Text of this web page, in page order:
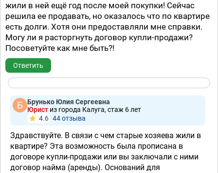
жили в ней ещё год после моей покупки! Сейчас
решила ее продавать, но оказалось что по квартире
есть долги. Хотя они предоставляли мне справки.
Могу ли я расторгнуть договор купли-продажи?
Посоветуйте как мне быть?!
Ответить
Брунько Юлия Сергеевна
Юрист из города Калуга, стаж 6 лет
4.6 44 отзывa
Здравствуйте. В связи с чем старые хозяева жили в
квартире? Эта возможность была прописана в
договоре купли-продажи или вы заключали с ними
договор найма (аренды). Оснований для